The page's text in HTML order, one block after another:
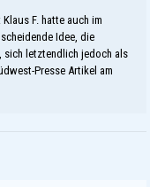
F. hatte auch im
Idee, die
sich letztendlich jedoch als
Presse Artikel am